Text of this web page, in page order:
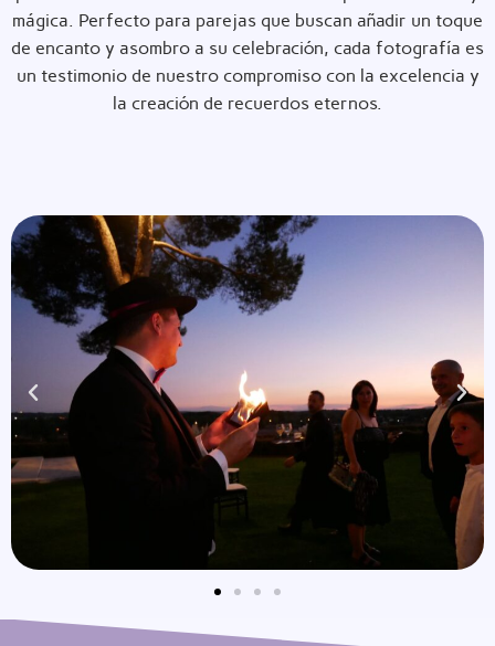
mágica. Perfecto para parejas que buscan añadir un toque
de encanto y asombro a su celebración, cada fotografía es
un testimonio de nuestro compromiso con la excelencia y
la creación de recuerdos eternos.